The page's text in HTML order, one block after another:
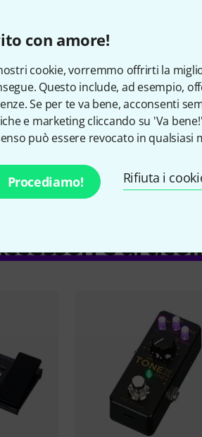
con amore!
cookie, vorremmo offrirti la
Questo include, ad esempio,
Se per te va bene, acconsenti
e marketing cliccando su 'Va
può essere revocato in
Procediamo! Rifiuta i
Connettore/i MIDI
Connessioni per Pedali o Switches
Accordatore integrato
Drum-Computer
e